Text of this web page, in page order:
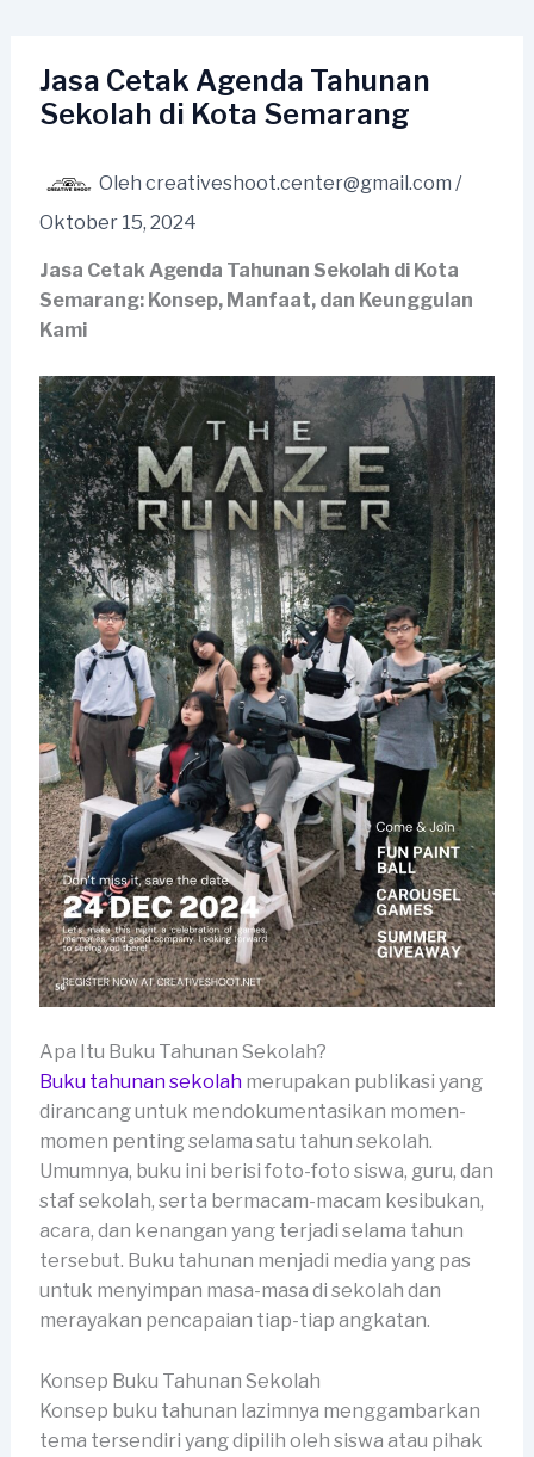
kontenJasa Cetak Agenda Tahunan
Sekolah di Kota Semarang
Oleh creativeshoot.center@gmail.com /
Oktober 15, 2024
Jasa Cetak Agenda Tahunan Sekolah di Kota
Semarang: Konsep, Manfaat, dan Keunggulan
Kami
Apa Itu Buku Tahunan Sekolah?
Buku tahunan sekolahmerupakan publikasi yang
dirancang untuk mendokumentasikan momen-
momen penting selama satu tahun sekolah.
Umumnya, buku ini berisi foto-foto siswa, guru, dan
staf sekolah, serta bermacam-macam kesibukan,
acara, dan kenangan yang terjadi selama tahun
tersebut. Buku tahunan menjadi media yang pas
untuk menyimpan masa-masa di sekolah dan
merayakan pencapaian tiap-tiap angkatan.
Konsep Buku Tahunan Sekolah
Konsep buku tahunan lazimnya menggambarkan
tema tersendiri yang dipilih oleh siswa atau pihak